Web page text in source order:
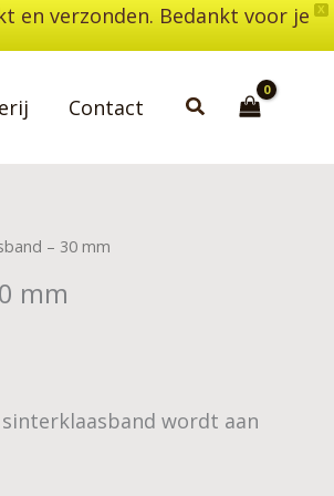
X
en verzonden. Bedankt voor je
Contact Zoeken
– 30 mm
mm
sinterklaasband wordt aan